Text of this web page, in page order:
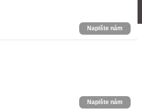
Napište nám
Napište nám